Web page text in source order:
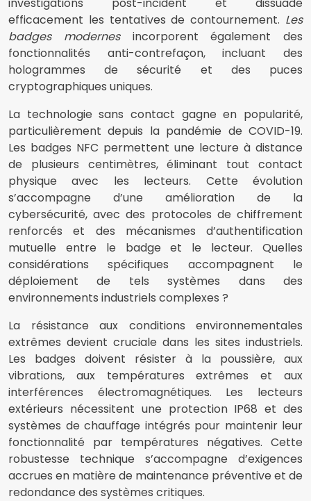
efficacement les tentatives de contournement. Les
badges modernes incorporent également des
fonctionnalités anti-contrefaçon, incluant des
hologrammes de sécurité et des puces
cryptographiques uniques.
La technologie sans contact gagne en popularité,
particulièrement depuis la pandémie de COVID-19.
Les badges NFC permettent une lecture à distance
de plusieurs centimètres, éliminant tout contact
physique avec les lecteurs. Cette évolution
s’accompagne d’une amélioration de la
cybersécurité, avec des protocoles de chiffrement
renforcés et des mécanismes d’authentification
mutuelle entre le badge et le lecteur. Quelles
considérations spécifiques accompagnent le
déploiement de tels systèmes dans des
environnements industriels complexes ?
La résistance aux conditions environnementales
extrêmes devient cruciale dans les sites industriels.
Les badges doivent résister à la poussière, aux
vibrations, aux températures extrêmes et aux
interférences électromagnétiques. Les lecteurs
extérieurs nécessitent une protection IP68 et des
systèmes de chauffage intégrés pour maintenir leur
fonctionnalité par températures négatives. Cette
robustesse technique s’accompagne d’exigences
accrues en matière de maintenance préventive et de
redondance des systèmes critiques.